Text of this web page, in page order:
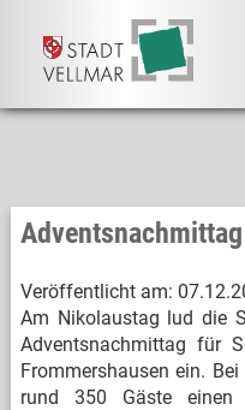
Veröffentlicht am:
Am Nikolaustag lud die
Adventsnachmittag für
Frommershausen ein.
rund 350 Gäste einen